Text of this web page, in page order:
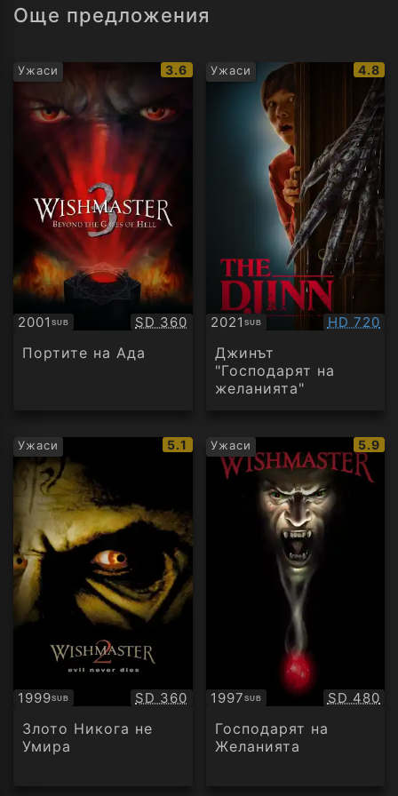
Още предложения
Ужаси
IMDb
рейтинг:
3.6
2001SUB
Субтитри Качество:
SD 360
Портите на Ада
Ужаси
IMDb
4.8
2021 SUB
Субтитри HD 720
Джинът
"Господарят на
желанията"
Ужаси
IMDb
рейтинг:
5.1
1999SUB
Субтитри Качество:
SD 360
Злото Никога не
Умира
Ужаси
IMDb
5.9
1997SUB
Субтитри SD 480
Господарят на
Желанията